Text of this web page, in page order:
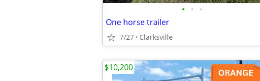
• • •
One horse trailer
7/27 Clarksville
$10,200